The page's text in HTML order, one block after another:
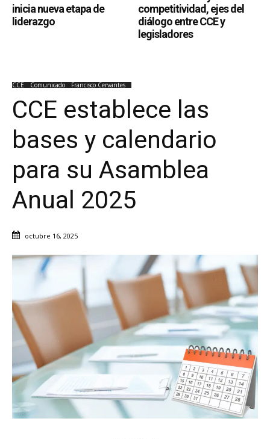
inicia nueva etapa de
liderazgo
competitividad, ejes del
diálogo entre CCE y
legisladores